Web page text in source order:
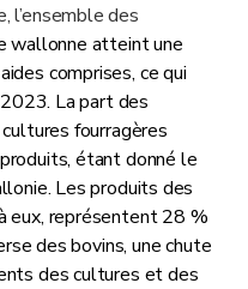
l’ensemble des
wallonne atteint une
comprises, ce qui
La part des
fourragères
étant donné le
Les produits des
eux, représentent 28 %
des bovins, une chute
des cultures et des